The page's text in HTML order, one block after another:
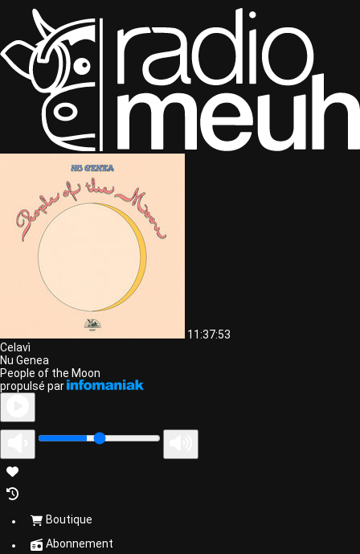
11:37:53
Celavì
Nu Genea
People of the Moon
propulsé par
Boutique
Abonnement